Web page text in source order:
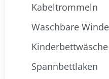
Kabeltrommeln
Waschbare
Kinderbettwäsche
Spannbettlaken